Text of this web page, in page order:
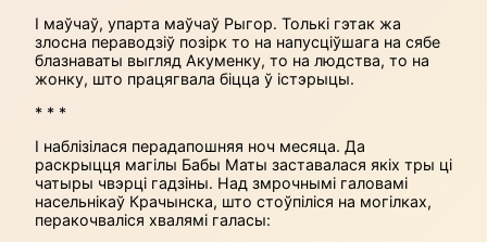
І маўчаў, упарта маўчаў Рыгор. Толькі гэтак жа
злосна пераводзіў позірк то на напусціўшага на сябе
блазнаваты выгляд Акуменку, то на людства, то на
жонку, што працягвала біцца ў істэрыцы.
* * *
І наблізілася перадапошняя ноч месяца. Да
раскрыцця магілы Бабы Маты заставалася якіх тры ці
чатыры чвэрці гадзіны. Над змрочнымі галовамі
насельнікаў Крачынска, што стоўпіліся на могілках,
перакочваліся хвалямі галасы: